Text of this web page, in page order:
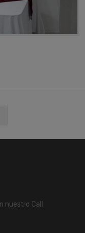
nuestro Call